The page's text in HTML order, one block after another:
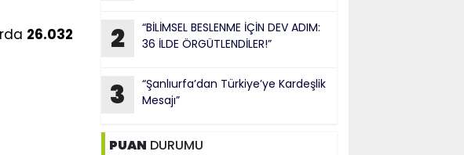
26.032
2
“BİLİMSEL BESLENME İÇİN DEV ADIM:
36 İLDE ÖRGÜTLENDİLER!”
3
“Şanlıurfa’dan Türkiye’ye Kardeşlik
Mesajı”
PUAN DURUMU